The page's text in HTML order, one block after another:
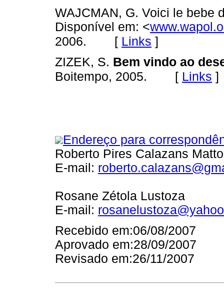
WAJCMAN, G. Voici le bebe
Disponível em: <
2006. [ Links ]
ZIZEK, S. Bem vindo ao
Boitempo, 2005. [ Links ]
Endereço para
Roberto Pires Calazans
E-mail:
Rosane Zétola Lustoza
E-mail:
Recebido em:06/08/2007
Aprovado em:28/09/2007
Revisado em:26/11/2007